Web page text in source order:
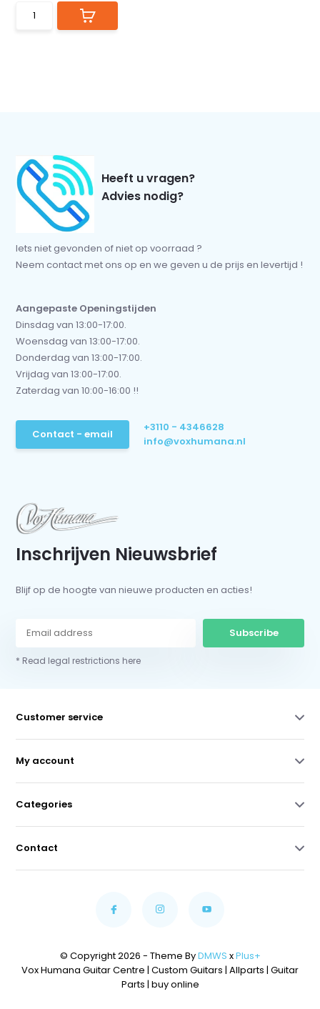
Heeft u vragen?
Advies nodig?
Iets niet gevonden of niet op voorraad ?
Neem contact met ons op en we geven u de prijs en levertijd !
Aangepaste Openingstijden
Dinsdag van 13:00-17:00.
Woensdag van 13:00-17:00.
Donderdag van 13:00-17:00.
Vrijdag van 13:00-17:00.
Zaterdag van 10:00-16:00 !!
Contact - email
+3110 - 4346628
info@voxhumana.nl
Inschrijven Nieuwsbrief
Blijf op de hoogte van nieuwe producten en acties!
Subscribe
* Read legal restrictions here
Customer service
My account
Categories
Contact
© Copyright 2026 - Theme ByDMWS xPlus+
Vox Humana Guitar Centre | Custom Guitars | Allparts | Guitar
Parts | buy online